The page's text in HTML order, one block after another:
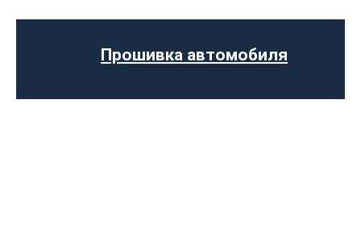
Прошивка автомобиля
заслонок
Программное отключение датчика NOX
Компьютерная диагностика авто